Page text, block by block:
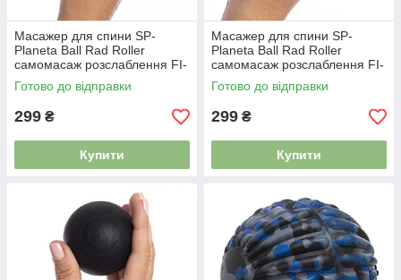
Масажер для спини SP-
Planeta Ball Rad Roller
самомасаж розслаблення FI-
7072 сірий
Готово до відправки
299 ₴
Купити
Масажер для спини SP-
Planeta Ball Rad Roller
самомасаж розслаблення FI-
7072 фіолетовий
Готово до відправки
299 ₴
Купити